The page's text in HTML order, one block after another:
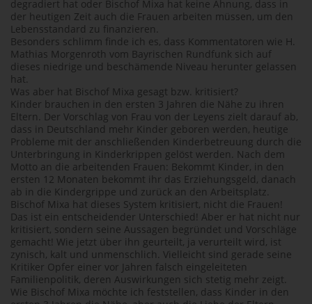
degradiert hat oder Bischof Mixa hat keine Ahnung, dass in
der heutigen Zeit auch die Frauen arbeiten müssen, um den
Lebensstandard zu finanzieren.
Besonders schlimm finde ich es, dass Kommentatoren wie H.
Mathias Morgenroth vom Bayrischen Rundfunk sich auf
dieses niedrige und beschämende Niveau herunter gelassen
hat.
Was aber hat Bischof Mixa gesagt bzw. kritisiert?
Kinder brauchen in den ersten 3 Jahren die Nähe zu ihren
Eltern. Der Vorschlag von Frau von der Leyens zielt darauf ab,
dass in Deutschland mehr Kinder geboren werden, heutige
Probleme mit der anschließenden Kinderbetreuung durch die
Unterbringung in Kinderkrippen gelöst werden. Nach dem
Motto an die arbeitenden Frauen: Bekommt Kinder, in den
ersten 12 Monaten bekommt ihr das Erziehungsgeld, danach
ab in die Kindergrippe und zurück an den Arbeitsplatz.
Bischof Mixa hat dieses System kritisiert, nicht die Frauen!
Das ist ein entscheidender Unterschied! Aber er hat nicht nur
kritisiert, sondern seine Aussagen begründet und Vorschläge
gemacht! Wie jetzt über ihn geurteilt, ja verurteilt wird, ist
zynisch, kalt und unmenschlich. Vielleicht sind gerade seine
Kritiker Opfer einer vor Jahren falsch eingeleiteten
Familienpolitik, deren Auswirkungen sich stetig mehr zeigt.
Wie Bischof Mixa möchte ich feststellen, dass Kinder in den